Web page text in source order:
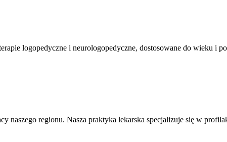
logopedyczne i neurologopedyczne, dostosowane do wieku i
naszego regionu. Nasza praktyka lekarska specjalizuje się w